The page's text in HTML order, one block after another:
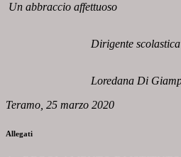
Un abbraccio affettuoso
Dirigente scolastica
Loredana Di
Teramo, 25 marzo 2020
Allegati